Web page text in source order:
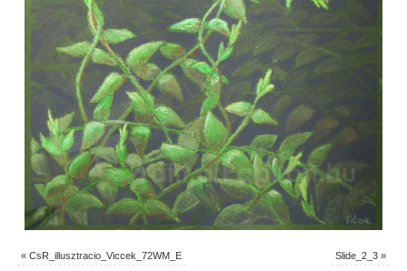
« CsR_illusztracio_Viccek_72WM_E Slide_2_3 »